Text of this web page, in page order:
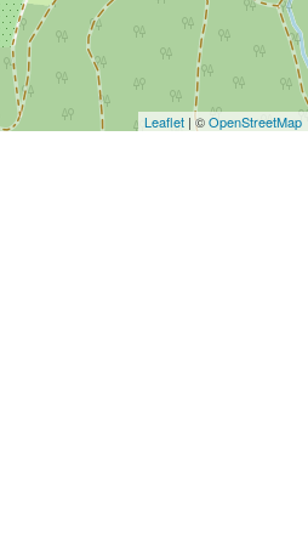
Leaflet | ©OpenStreetMap